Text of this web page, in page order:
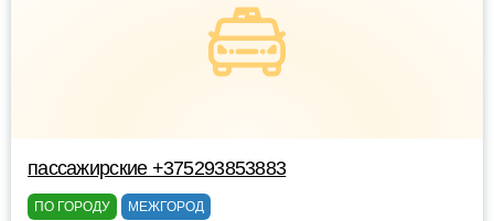
пассажирские +375293853883
ПО ГОРОДУ МЕЖГОРОД